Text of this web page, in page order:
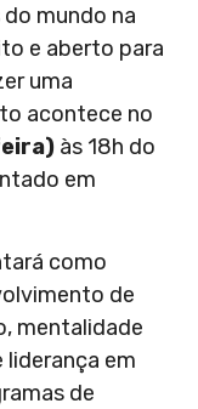
mundo na
e aberto para
uma
acontece no
às 18h do
em
como
de
mentalidade
em
de